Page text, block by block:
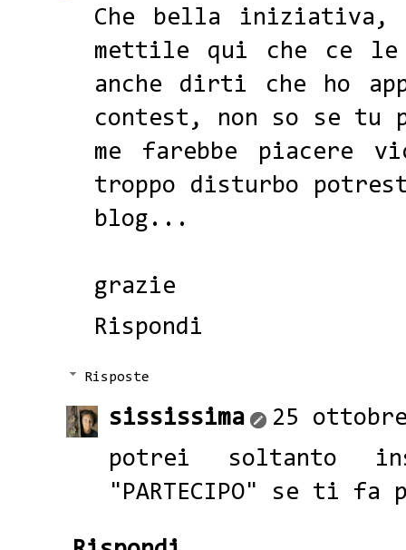
Che bella
mettile qui che ce le
anche dirti che ho
contest, non so se tu
me farebbe piacere
troppo disturbo
blog...
grazie
Rispondi
Risposte
sississima
25
potrei soltanto
"PARTECIPO" se ti fa